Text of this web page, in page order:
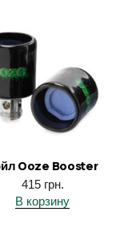
Ooze Booster
415 грн.
В корзину